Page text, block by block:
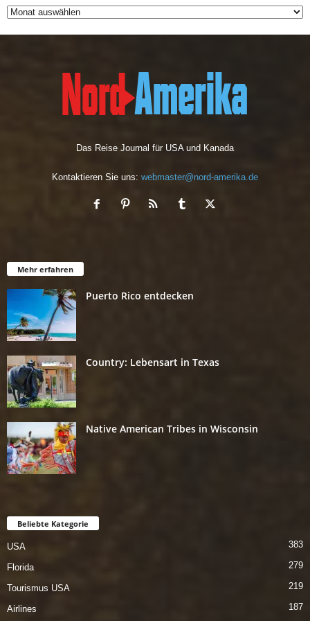
Das Reise Journal für USA und Kanada
Kontaktieren Sie uns: webmaster@nord-amerika.de
Mehr erfahren
Puerto Rico entdecken
Country: Lebensart in Texas
Native American Tribes in Wisconsin
Beliebte Kategorie
USA 383
Florida 279
Tourismus USA 219
Airlines 187